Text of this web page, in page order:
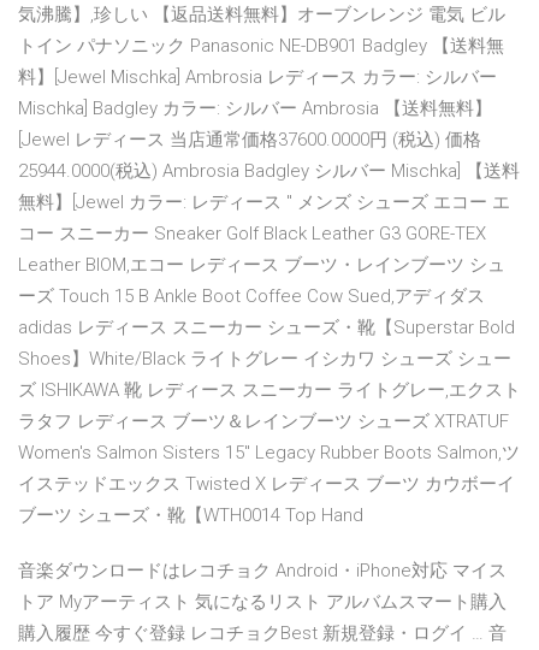
気沸騰】,珍しい 【返品送料無料】オーブンレンジ 電気 ビル
トイン パナソニック Panasonic NE-DB901 Badgley 【送料無
料】[Jewel Mischka] Ambrosia レディース カラー: シルバー
Mischka] Badgley カラー: シルバー Ambrosia 【送料無料】
[Jewel レディース 当店通常価格37600.0000円 (税込) 価格
25944.0000(税込) Ambrosia Badgley シルバー Mischka] 【送料
無料】[Jewel カラー: レディース " メンズ シューズ エコー エ
コー スニーカー Sneaker Golf Black Leather G3 GORE-TEX
Leather BIOM,エコー レディース ブーツ・レインブーツ シュ
ーズ Touch 15 B Ankle Boot Coffee Cow Sued,アディダス
adidas レディース スニーカー シューズ・靴【Superstar Bold
Shoes】White/Black ライトグレー イシカワ シューズ シュー
ズ ISHIKAWA 靴 レディース スニーカー ライトグレー,エクスト
ラタフ レディース ブーツ＆レインブーツ シューズ XTRATUF
Women's Salmon Sisters 15'' Legacy Rubber Boots Salmon,ツ
イステッドエックス Twisted X レディース ブーツ カウボーイ
ブーツ シューズ・靴【WTH0014 Top Hand
音楽ダウンロードはレコチョク Android・iPhone対応 マイス
トア Myアーティスト 気になるリスト アルバムスマート購入
購入履歴 今すぐ登録 レコチョクBest 新規登録・ログイ … 音